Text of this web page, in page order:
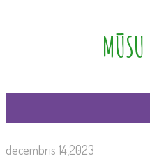
decembris 14,2023